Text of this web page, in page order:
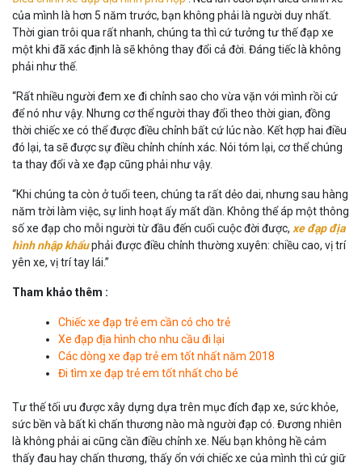
của mình là hơn 5 năm trước, bạn không phải là người duy nhất.
Thời gian trôi qua rất nhanh, chúng ta thì cứ tưởng tư thế đạp xe
một khi đã xác định là sẽ không thay đổi cả đời. Đáng tiếc là không
phải như thế.
“Rất nhiều người đem xe đi chỉnh sao cho vừa vặn với mình rồi cứ
để nó như vậy. Nhưng cơ thể người thay đổi theo thời gian, đồng
thời chiếc xe có thể được điều chỉnh bất cứ lúc nào. Kết hợp hai điều
đó lại, ta sẽ được sự điều chỉnh chính xác. Nói tóm lại, cơ thể chúng
ta thay đổi và xe đạp cũng phải như vậy.
“Khi chúng ta còn ở tuổi teen, chúng ta rất dẻo dai, nhưng sau hàng
năm trời làm việc, sự linh hoạt ấy mất dần. Không thể áp một thông
số xe đạp cho mỗi người từ đầu đến cuối cuộc đời được, xe đạp địa
hình nhập khẩuphải được điều chỉnh thường xuyên: chiều cao, vị trí
yên xe, vị trí tay lái.”
Tham khảo thêm :
Chiếc xe đạp trẻ em cần có cho trẻ
Xe đạp địa hình cho nhu cầu đi lại
Các dòng xe đạp trẻ em tốt nhất năm 2018
Đi tìm xe đạp trẻ em tốt nhất cho bé
Tư thế tối ưu được xây dựng dựa trên mục đích đạp xe, sức khỏe,
sức bền và bất kì chấn thương nào mà người đạp có. Đương nhiên
là không phải ai cũng cần điều chỉnh xe. Nếu bạn không hề cảm
thấy đau hay chấn thương, thấy ổn với chiếc xe của mình thì cứ giữ